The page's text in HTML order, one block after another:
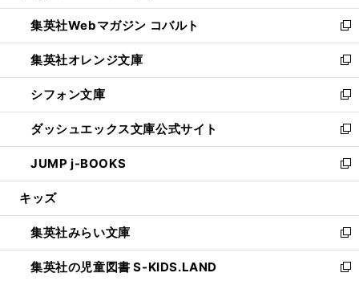
開
く
ウ
で
開
く
ン
ド
ウ
で
開
く
ウ
ィ
ン
ド
ウ
で
開
く
集英社Webマガジン コバルト
新
し
い
ウ
ィ
ン
ド
ウ
で
開
集英社オレンジ文庫
新
し
い
ウ
ィ
ン
ド
ウ
開
く
シフォン文庫
新
し
い
ウ
ィ
ン
ウ
で
開
く
ダッシュエックス文庫公式サイト
新
し
い
ウ
ン
ド
ウ
で
JUMP j-BOOKS
新
し
ウ
ィ
ン
ド
キッズ
集英社みらい文庫
新
し
い
集英社の児童図書 S-KIDS.LAND
新